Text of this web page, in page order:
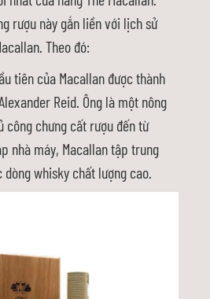
rượu này gắn liền với lịch sử
Theo đó:
tiên của Macallan được thành
Reid. Ông là một nông
công chưng cất rượu đến từ
nhà máy, Macallan tập trung
whisky chất lượng cao.